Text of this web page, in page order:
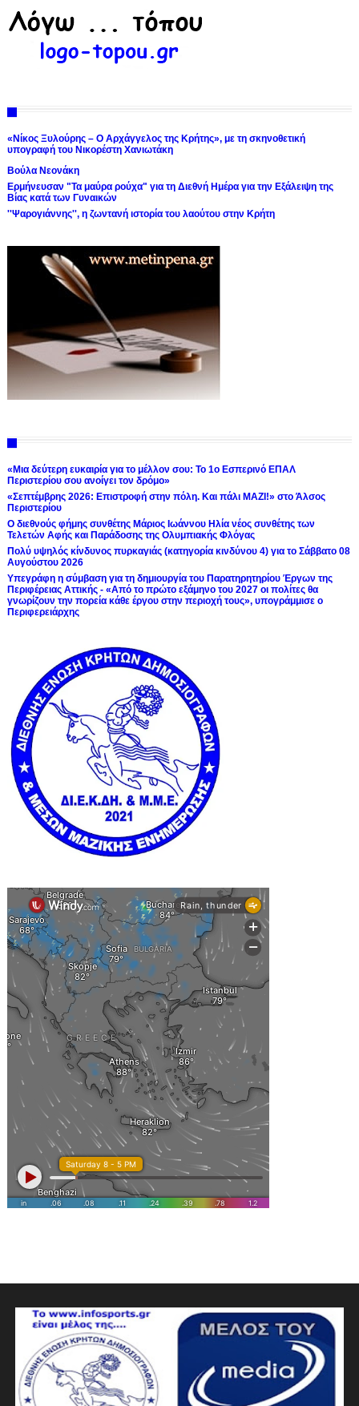
«Νίκος Ξυλούρης – Ο Αρχάγγελος της Κρήτης», με τη σκηνοθετική
υπογραφή του Νικορέστη Χανιωτάκη
Βούλα Νεονάκη
Ερμήνευσαν "Τα μαύρα ρούχα" για τη Διεθνή Ημέρα για την Εξάλειψη της
Βίας κατά των Γυναικών
''Ψαρογιάννης'', η ζωντανή ιστορία του λαούτου στην Κρήτη
«Μια δεύτερη ευκαιρία για το μέλλον σου: Το 1ο Εσπερινό ΕΠΑΛ
Περιστερίου σου ανοίγει τον δρόμο»
«Σεπτέμβρης 2026: Επιστροφή στην πόλη. Και πάλι ΜΑΖΙ!» στο Άλσος
Περιστερίου
Ο διεθνούς φήμης συνθέτης Μάριος Ιωάννου Ηλία νέος συνθέτης των
Τελετών Αφής και Παράδοσης της Ολυμπιακής Φλόγας
Πολύ υψηλός κίνδυνος πυρκαγιάς (κατηγορία κινδύνου 4) για το Σάββατο 08
Αυγούστου 2026
Υπεγράφη η σύμβαση για τη δημιουργία του Παρατηρητηρίου Έργων της
Περιφέρειας Αττικής - «Από το πρώτο εξάμηνο του 2027 οι πολίτες θα
γνωρίζουν την πορεία κάθε έργου στην περιοχή τους», υπογράμμισε ο
Περιφερειάρχης